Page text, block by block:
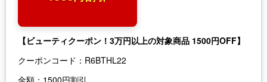
【ビューティクーポン！3万円以上の対象商品 1500円OFF】
クーポンコード： R6BTHL22
金額： 1500円割引